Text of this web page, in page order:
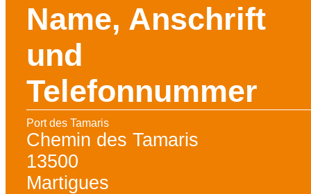
Name, Anschrift
und
Telefonnummer
Port des Tamaris
Chemin des Tamaris
13500
Martigues